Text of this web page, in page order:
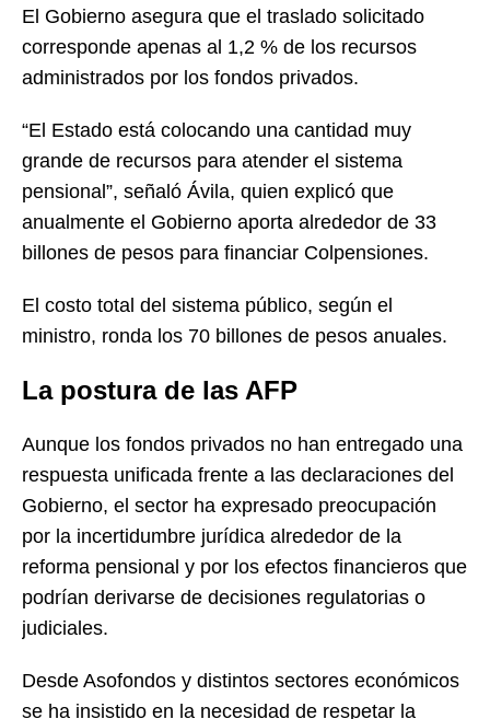
El Gobierno asegura que el traslado solicitado
corresponde apenas al 1,2 % de los recursos
administrados por los fondos privados.
“El Estado está colocando una cantidad muy
grande de recursos para atender el sistema
pensional”, señaló Ávila, quien explicó que
anualmente el Gobierno aporta alrededor de 33
billones de pesos para financiar Colpensiones.
El costo total del sistema público, según el
ministro, ronda los 70 billones de pesos anuales.
La postura de las AFP
Aunque los fondos privados no han entregado una
respuesta unificada frente a las declaraciones del
Gobierno, el sector ha expresado preocupación
por la incertidumbre jurídica alrededor de la
reforma pensional y por los efectos financieros que
podrían derivarse de decisiones regulatorias o
judiciales.
Desde Asofondos y distintos sectores económicos
se ha insistido en la necesidad de respetar la